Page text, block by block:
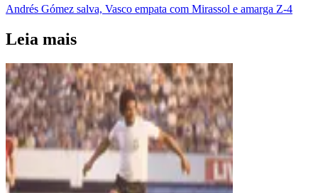
Andrés Gómez salva, Vasco empata com Mirassol e amarga Z-4
Leia mais